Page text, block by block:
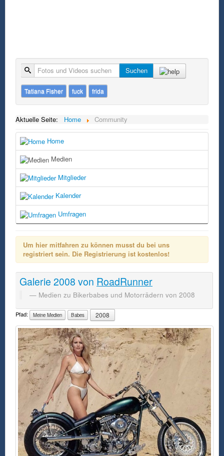
Suche Suchen
Tatiana Fisher fuck frida
Aktuelle Seite: Home Community
Home
Medien
Mitglieder
Kalender
Umfragen
Um hier mitfahren zu können musst du bei uns
registriert sein. Die Registrierung ist kostenlos!
Galerie 2008 von RoadRunner
Medien zu Bikerbabes und Motorrädern von 2008
Pfad: Meine Medien Babes 2008